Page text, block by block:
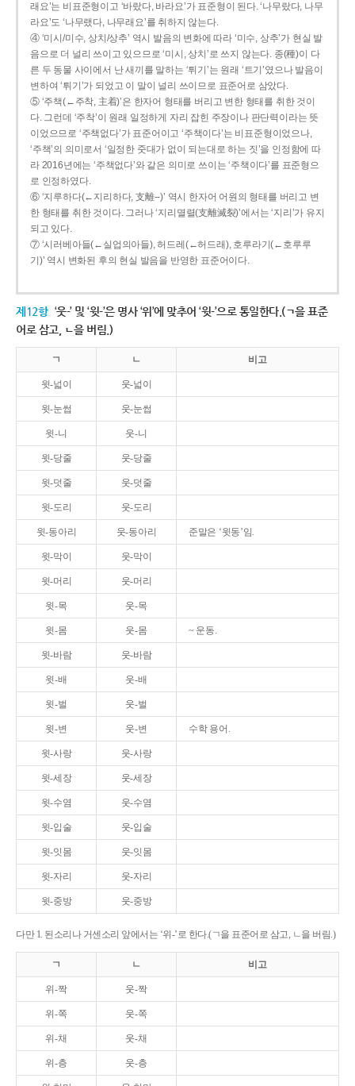
래요’는 비표준형이고 ‘바랐다, 바라요’가 표준형이 된다. ‘나무랐다, 나무
라요’도 ‘나무랬다, 나무래요’를 취하지 않는다.
④ ‘미시/미수, 상치/상추’ 역시 발음의 변화에 따라 ‘미수, 상추’가 현실 발
음으로 더 널리 쓰이고 있으므로 ‘미시, 상치’로 쓰지 않는다. 종(種)이 다
른 두 동물 사이에서 난 새끼를 말하는 ‘튀기’는 원래 ‘트기’였으나 발음이
변하여 ‘튀기’가 되었고 이 말이 널리 쓰이므로 표준어로 삼았다.
⑤ ‘주책(←주착, 主着)’은 한자어 형태를 버리고 변한 형태를 취한 것이
다. 그런데 ‘주착’이 원래 일정하게 자리 잡힌 주장이나 판단력이라는 뜻
이었으므로 ‘주책없다’가 표준어이고 ‘주책이다’는 비표준형이었으나,
‘주책’의 의미로서 ‘일정한 줏대가 없이 되는대로 하는 짓’을 인정함에 따
라 2016년에는 ‘주책없다’와 같은 의미로 쓰이는 ‘주책이다’를 표준형으
로 인정하였다.
⑥ ‘지루하다(←지리하다, 支離--)’ 역시 한자어 어원의 형태를 버리고 변
한 형태를 취한 것이다. 그러나 ‘지리멸렬(支離滅裂)’에서는 ‘지리’가 유지
되고 있다.
⑦ ‘시러베아들(←실업의아들), 허드레(←허드래), 호루라기(←호루루
기)’ 역시 변화된 후의 현실 발음을 반영한 표준어이다.
제12항 ‘웃-’ 및 ‘윗-’은 명사 ‘위’에 맞추어 ‘윗-’으로 통일한다.(ㄱ을 표준
어로 삼고, ㄴ을 버림.)
ㄱ ㄴ 비고
윗-넓이 웃-넓이
윗-눈썹 웃-눈썹
윗-니 웃-니
윗-당줄 웃-당줄
윗-덧줄 웃-덧줄
윗-도리 웃-도리
윗-동아리 웃-동아리 준말은 ‘윗동’임.
윗-막이 웃-막이
윗-머리 웃-머리
윗-목 웃-목
윗-몸 웃-몸 ~ 운동.
윗-바람 웃-바람
윗-배 웃-배
윗-벌 웃-벌
윗-변 웃-변 수학 용어.
윗-사랑 웃-사랑
윗-세장 웃-세장
윗-수염 웃-수염
윗-입술 웃-입술
윗-잇몸 웃-잇몸
윗-자리 웃-자리
윗-중방 웃-중방
다만 1. 된소리나 거센소리 앞에서는 ‘위-’로 한다.(ㄱ을 표준어로 삼고, ㄴ을 버림.)
ㄱ ㄴ 비고
위-짝 웃-짝
위-쪽 웃-쪽
위-채 웃-채
위-층 웃-층